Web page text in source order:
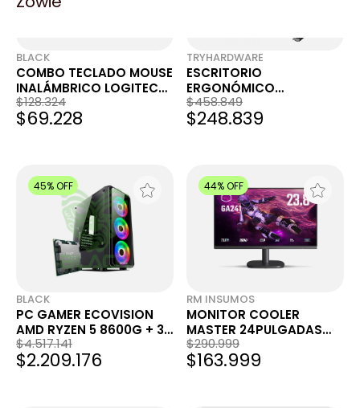
BLACK
COMBO TECLADO MOUSE
INALÁMBRICO LOGITECH
ICON POP WHITE
$128.324
$69.228
TRYHARDWARE
ESCRITORIO
ERGONÓMICO
HIDRÁULICO INTELAID IT-
MGH
$458.849
$248.839
45% OFF
BLACK
PC GAMER ECOVISION
AMD RYZEN 5 8600G + 32
GB + 1TB + WIFI
$4.517.141
$2.209.176
44% OFF
RM INSUMOS
MONITOR COOLER
MASTER 24PULGADAS
GA241 FULLHD 100HZ 1MS
$290.999
$163.999